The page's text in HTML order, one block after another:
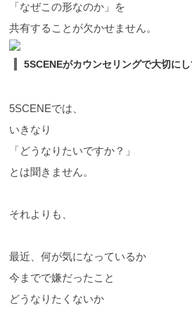
「なぜこの形なのか」を
共有することが欠かせません。
5SCENEがカウンセリングで大切に
5SCENEでは、
いきなり
「どうなりたいですか？」
とは聞きません。
それよりも、
最近、何が気になっているか
今までで嫌だったこと
どうなりたくないか